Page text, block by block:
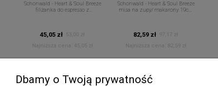
Schonwald - Heart & Soul Breeze
filiżanka do espresso z
45,05 zł
53,00 zł
Najniższa cena:
45,05 zł
Schonwald - Heart & Soul Breeze
misa na zupy/ makarony 19cm
82,59 zł 97,17 zł
Najniższa cena:
82,59 zł
Dbamy o Twoją prywatność